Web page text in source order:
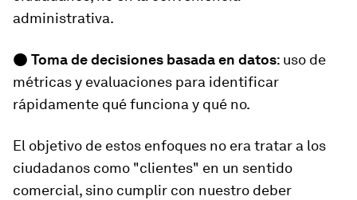
administrativa.
● Toma de decisiones basada en datos: uso de
métricas y evaluaciones para identificar
rápidamente qué funciona y qué no.
El objetivo de estos enfoques no era tratar a los
ciudadanos como "clientes" en un sentido
comercial, sino cumplir con nuestro deber